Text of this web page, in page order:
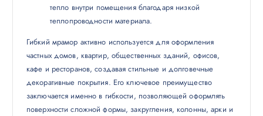
тепло внутри помещения благодаря низкой
теплопроводности материала.
Гибкий мрамор активно используется для оформления
частных домов, квартир, общественных зданий, офисов,
кафе и ресторанов, создавая стильные и долговечные
декоративные покрытия. Его ключевое преимущество
заключается именно в гибкости, позволяющей оформлять
поверхности сложной формы, закругления, колонны, арки и